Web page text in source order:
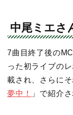
中尾ミエさ
7曲目終了後の
った初ライブの
載され、さらに
夢中！
」で紹介